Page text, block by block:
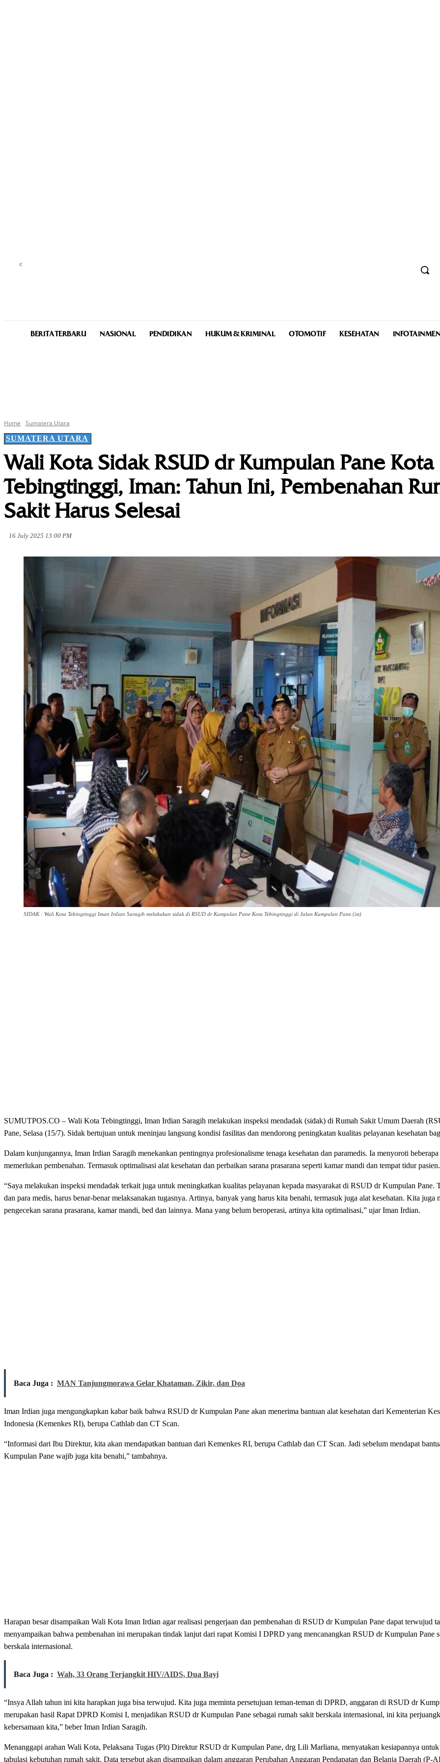
C
BERITA TERBARU NASIONAL PENDIDIKAN HUKUM & KRIMINAL OTOMOTIF KESEHATAN
Home
Sumatera Utara
SUMATERA UTARA
Wali Kota Sidak RSUD dr Kumpulan Pane Kota
Tebingtinggi, Iman: Tahun Ini, Pembenahan
Sakit Harus Selesai
16 July 2025 13:00 PM
SIDAK : Wali Kota Tebingtinggi Iman Irdian Saragih melakukan sidak di RSUD dr Kumpulan Pane Kota Tebingtinggi di Jalan Kumpulan Pane.(ist)
SUMUTPOS.CO – Wali Kota Tebingtinggi, Iman Irdian Saragih melakukan inspeksi mendadak (sidak) di Rumah Sakit Umum Daerah
Pane, Selasa (15/7). Sidak bertujuan untuk meninjau langsung kondisi fasilitas dan mendorong peningkatan kualitas pelayanan kesehatan
Dalam kunjungannya, Iman Irdian Saragih menekankan pentingnya profesionalisme tenaga kesehatan dan paramedis. Ia menyoroti beberapa
memerlukan pembenahan. Termasuk optimalisasi alat kesehatan dan perbaikan sarana prasarana seperti kamar mandi dan tempat tidur pasien.
“Saya melakukan inspeksi mendadak terkait juga untuk meningkatkan kualitas pelayanan kepada masyarakat di RSUD dr Kumpulan Pane.
dan para medis, harus benar-benar melaksanakan tugasnya. Artinya, banyak yang harus kita benahi, termasuk juga alat kesehatan. Kita juga
pengecekan sarana prasarana, kamar mandi, bed dan lainnya. Mana yang belum beroperasi, artinya kita optimalisasi,” ujar Iman Irdian.
Baca Juga : MAN Tanjungmorawa Gelar Khataman, Zikir, dan Doa
Iman Irdian juga mengungkapkan kabar baik bahwa RSUD dr Kumpulan Pane akan menerima bantuan alat kesehatan dari Kementerian
Indonesia (Kemenkes RI), berupa Cathlab dan CT Scan.
“Informasi dari Ibu Direktur, kita akan mendapatkan bantuan dari Kemenkes RI, berupa Cathlab dan CT Scan. Jadi sebelum mendapat
Kumpulan Pane wajib juga kita benahi,” tambahnya.
Harapan besar disampaikan Wali Kota Iman Irdian agar realisasi pengerjaan dan pembenahan di RSUD dr Kumpulan Pane dapat terwujud
menyampaikan bahwa pembenahan ini merupakan tindak lanjut dari rapat Komisi I DPRD yang mencanangkan RSUD dr Kumpulan Pane
berskala internasional.
Baca Juga : Wah, 33 Orang Terjangkit HIV/AIDS, Dua Bayi
“Insya Allah tahun ini kita harapkan juga bisa terwujud. Kita juga meminta persetujuan teman-teman di DPRD, anggaran di RSUD dr
merupakan hasil Rapat DPRD Komisi I, menjadikan RSUD dr Kumpulan Pane sebagai rumah sakit berskala internasional, ini kita
kebersamaan kita,” beber Iman Irdian Saragih.
Menanggapi arahan Wali Kota, Pelaksana Tugas (Plt) Direktur RSUD dr Kumpulan Pane, drg Lili Marliana, menyatakan kesiapannya untuk
tabulasi kebutuhan rumah sakit. Data tersebut akan disampaikan dalam anggaran Perubahan Anggaran Pendapatan dan Belanja Daerah (P-